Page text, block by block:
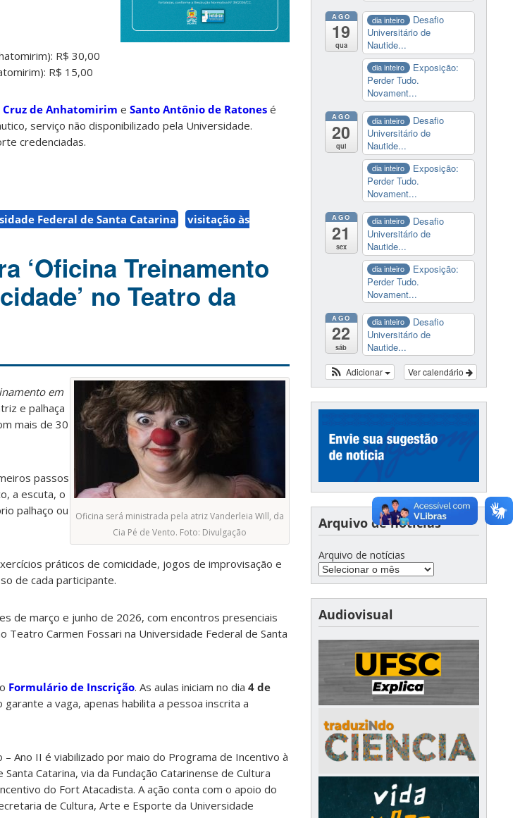
R$ 30,00
R$ 15,00
Cruz de Anhatomirim e Santo Antônio de Ratones é
serviço não disponibilizado pela Universidade.
credenciadas.
Federal de Santa Catarina
visitação às
‘Oficina Treinamento
no Teatro da
Oficina será ministrada pela atriz Vanderleia Will, da
Cia Pé de Vento. Foto: Divulgação
em
e palhaça
mais de 30
passos
a escuta, o
palhaço ou
práticos de comicidade, jogos de improvisação e
de cada participante.
de março e junho de 2026, com encontros presenciais
Carmen Fossari na Universidade Federal de Santa
Formulário de Inscrição. As aulas iniciam no dia 4 de
a vaga, apenas habilita a pessoa inscrita a
Ano II é viabilizado por maio do Programa de Incentivo à
Catarina, via da Fundação Catarinense de Cultura
do Fort Atacadista. A ação conta com o apoio do
de Cultura, Arte e Esporte da Universidade
AGO
19
qua
dia inteiro
Desafio
Universitário de
Nautide...
dia inteiro
Exposição:
Perder Tudo.
Novament...
AGO
20
qui
dia inteiro
Desafio
Universitário de
Nautide...
dia inteiro
Exposição:
Perder Tudo.
Novament...
AGO
21
sex
dia inteiro
Desafio
Universitário de
Nautide...
dia inteiro
Exposição:
Perder Tudo.
Novament...
AGO
22
sáb
dia inteiro
Desafio
Universitário de
Nautide...
Ver calendário
Adicionar
Arquivo de notícias
Arquivo de notícias
Audiovisual